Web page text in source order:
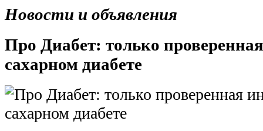
Новости и объявления
Про Диабет: только
сахарном диабете